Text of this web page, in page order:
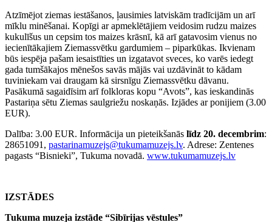
Atzīmējot ziemas iestāšanos, ļausimies latviskām tradīcijām un arī
mīklu minēšanai. Kopīgi ar apmeklētājiem veidosim rudzu maizes
kukulīšus un cepsim tos maizes krāsnī, kā arī gatavosim vienus no
iecienītākajiem Ziemassvētku gardumiem – piparkūkas. Ikvienam
būs iespēja pašam iesaistīties un izgatavot sveces, ko varēs iedegt
gada tumšākajos mēnešos savās mājās vai uzdāvināt to kādam
tuviniekam vai draugam kā sirsnīgu Ziemassvētku dāvanu.
Pasākumā sagaidīsim arī folkloras kopu “Avots”, kas ieskandinās
Pastariņa sētu Ziemas saulgriežu noskaņās. Izjādes ar ponijiem (3.00
EUR).
Dalība: 3.00 EUR. Informācija un pieteikšanās līdz 20. decembrim:
28651091, pastarinamuzejs@tukumamuzejs.lv. Adrese: Zentenes
pagasts “Bisnieki”, Tukuma novadā. www.tukumamuzejs.lv
IZSTĀDES
Tukuma muzeja izstāde “Sibīrijas vēstules”